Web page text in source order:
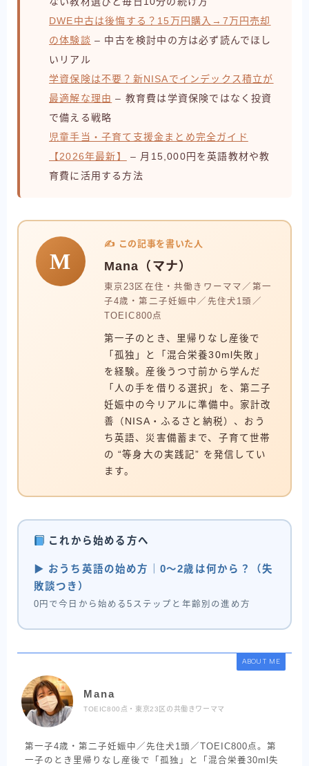
DWE中古は後悔する？15万円購入→7万円売却
の体験談 – 中古を検討中の方は必ず読んでほし
いリアル
学資保険は不要？新NISAでインデックス積立が
最適解な理由 – 教育費は学資保険ではなく投資
で備える戦略
児童手当・子育て支援金まとめ完全ガイド
【2026年最新】
– 月15,000円を英語教材や教
育費に活用する方法
M
✍️ この記事を書いた人
Mana（マナ）
東京23区在住・共働きワーママ／第一
子4歳・第二子妊娠中／先住犬1頭／
TOEIC800点
第一子のとき、里帰りなし産後で
「孤独」と「混合栄養30ml失敗」
を経験。産後うつ寸前から学んだ
「人の手を借りる選択」を、第二子
妊娠中の今リアルに準備中。家計改
善（NISA・ふるさと納税）、おう
ち英語、災害備蓄まで、子育て世帯
の “等身大の実践記” を発信してい
ます。
これから始める方へ
▶ おうち英語の始め方｜0〜2歳は何から？（失
敗談つき）
0円で今日から始める5ステップと年齢別の進め方
ABOUT ME
Mana
TOEIC800点・東京23区の共働きワーママ
第一子4歳・第二子妊娠中／先住犬1頭／TOEIC800点。第
一子のとき里帰りなし産後で「孤独」と「混合栄養30ml失